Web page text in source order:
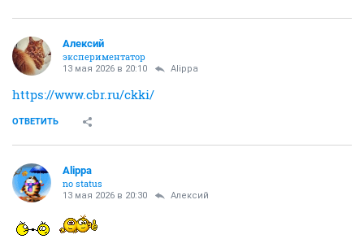
Алексий
экспериментатор
13 мая 2026 в 20:10 Alippa
https://www.cbr.ru/ckki/
ОТВЕТИТЬ
Alippa
no status
13 мая 2026 в 20:30 Алексий